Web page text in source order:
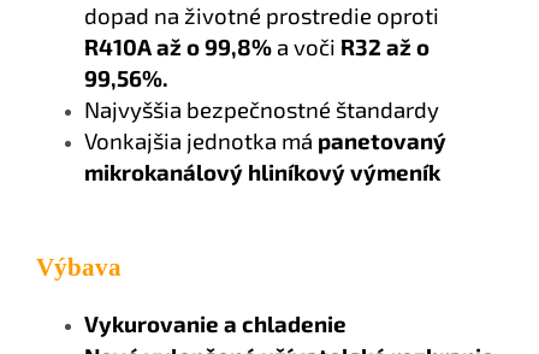
dopad na životné prostredie oproti
R410A až o 99,8% a voči R32 až o
99,56%.
Najvyššia bezpečnostné štandardy
Vonkajšia jednotka má panetovaný
mikrokanálový hliníkový výmeník
Výbava
Vykurovanie a chladenie